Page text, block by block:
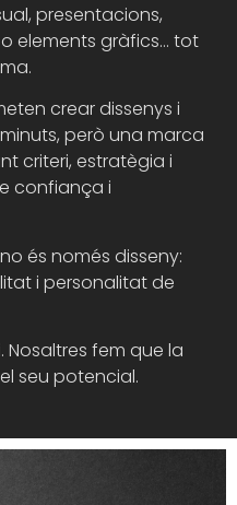
presentacions,
elements gràfics… tot
crear dissenys i
però una marca
criteri, estratègia i
confiança i
és només disseny:
i personalitat de
Nosaltres fem que la
seu potencial.